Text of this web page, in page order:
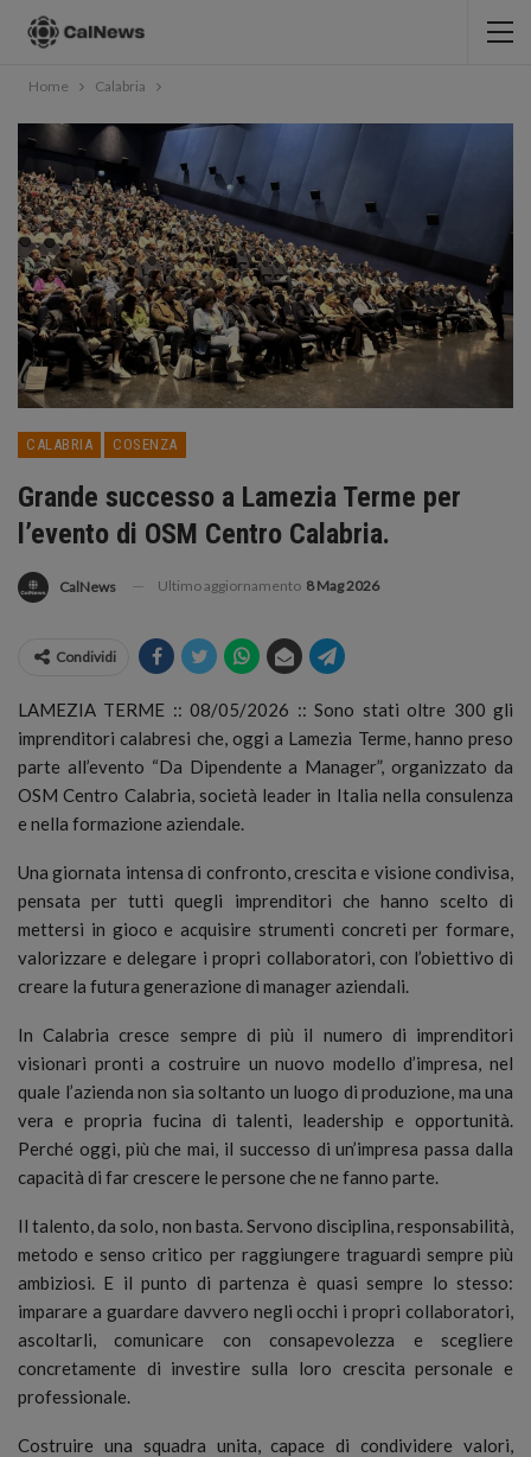
Home Calabria
CALABRIA COSENZA
Grande successo a Lamezia Terme per
l’evento di OSM Centro Calabria.
CalNews Ultimo aggiornamento 8 Mag 2026
Condividi
LAMEZIA TERME :: 08/05/2026 :: Sono stati oltre 300 gli
imprenditori calabresi che, oggi a Lamezia Terme, hanno preso
parte all’evento “Da Dipendente a Manager”, organizzato da
OSM Centro Calabria, società leader in Italia nella consulenza
e nella formazione aziendale.
Una giornata intensa di confronto, crescita e visione condivisa,
pensata per tutti quegli imprenditori che hanno scelto di
mettersi in gioco e acquisire strumenti concreti per formare,
valorizzare e delegare i propri collaboratori, con l’obiettivo di
creare la futura generazione di manager aziendali.
In Calabria cresce sempre di più il numero di imprenditori
visionari pronti a costruire un nuovo modello d’impresa, nel
quale l’azienda non sia soltanto un luogo di produzione, ma una
vera e propria fucina di talenti, leadership e opportunità.
Perché oggi, più che mai, il successo di un’impresa passa dalla
capacità di far crescere le persone che ne fanno parte.
Il talento, da solo, non basta. Servono disciplina, responsabilità,
metodo e senso critico per raggiungere traguardi sempre più
ambiziosi. E il punto di partenza è quasi sempre lo stesso:
imparare a guardare davvero negli occhi i propri collaboratori,
ascoltarli, comunicare con consapevolezza e scegliere
concretamente di investire sulla loro crescita personale e
professionale.
Costruire una squadra unita, capace di condividere valori,